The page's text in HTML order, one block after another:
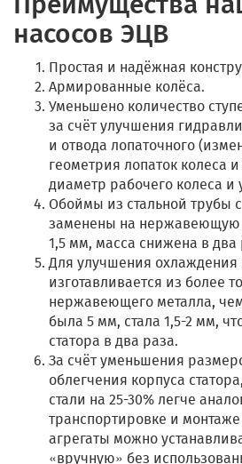
насосов ЭЦВ
Простая и надёжная
Армированные колёса.
Уменьшено количество
за счёт улучшения
и отвода лопаточного
геометрия лопаток колеса
диаметр рабочего колеса и
Обоймы из стальной трубы
заменены на нержавеющую
1,5 мм, масса снижена в два
Для улучшения охлаждения
изготавливается из более
нержавеющего металла,
была 5 мм, стала 1,5-2 мм,
статора в два раза.
За счёт уменьшения
облегчения корпуса
стали на 25-30% легче
транспортировке и
агрегаты можно
«вручную» без